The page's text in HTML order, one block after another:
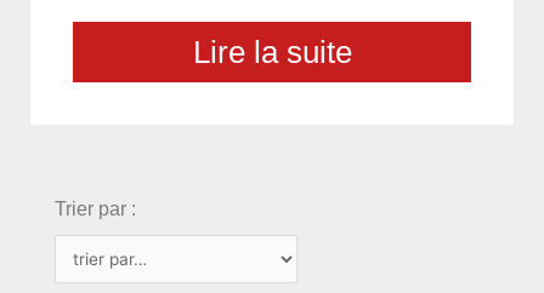
Lire la suite
Trier par :